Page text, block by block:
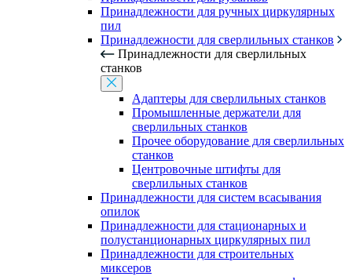
Принадлежности для ручных циркулярных
пил
Принадлежности для сверлильных станков
Принадлежности для сверлильных
станков
Адаптеры для сверлильных станков
Промышленные держатели для
сверлильных станков
Прочее оборудование для сверлильных
станков
Центровочные штифты для
сверлильных станков
Принадлежности для систем всасывания
опилок
Принадлежности для стационарных и
полустанционарных циркулярных пил
Принадлежности для строительных
миксеров